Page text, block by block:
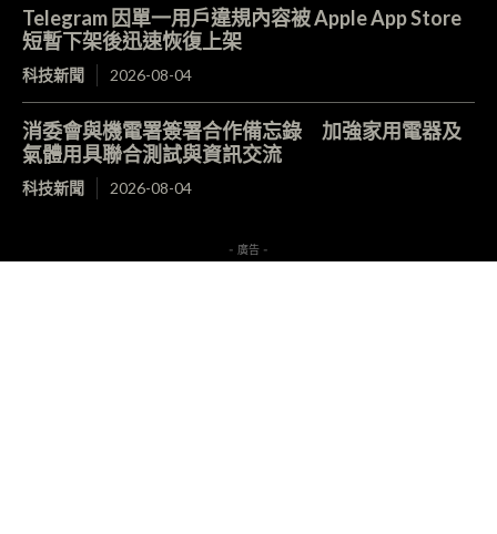
Telegram 因單一用戶違規內容被 Apple App Store
短暫下架後迅速恢復上架
科技新聞 2026-08-04
消委會與機電署簽署合作備忘錄 加強家用電器及
氣體用具聯合測試與資訊交流
科技新聞 2026-08-04
- 廣告 -